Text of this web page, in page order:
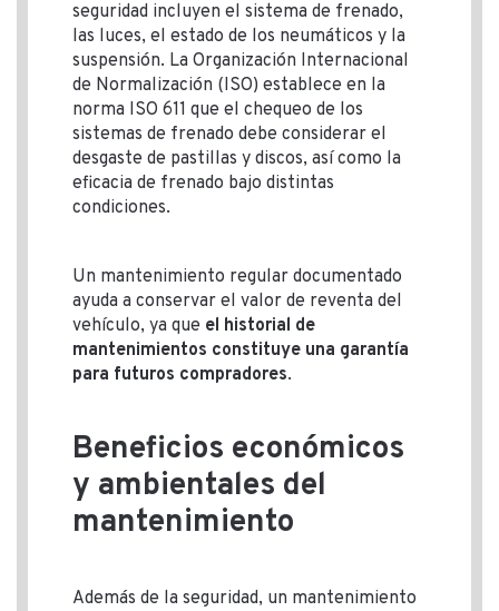
seguridad incluyen el sistema de frenado,
las luces, el estado de los neumáticos y la
suspensión. La Organización Internacional
de Normalización (ISO) establece en la
norma ISO 611 que el chequeo de los
sistemas de frenado debe considerar el
desgaste de pastillas y discos, así como la
eficacia de frenado bajo distintas
condiciones.
Un mantenimiento regular documentado
ayuda a conservar el valor de reventa del
vehículo, ya que el historial de
mantenimientos constituye una garantía
para futuros compradores.
Beneficios económicos
y ambientales del
mantenimiento
Además de la seguridad, un mantenimiento